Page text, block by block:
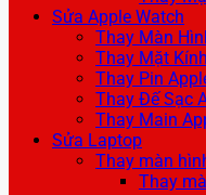
Sửa Apple Watch
Thay Màn
Thay Mặt
Thay Pin
Thay Đế Sạc
Thay Main
Sửa Laptop
Thay màn
Thay